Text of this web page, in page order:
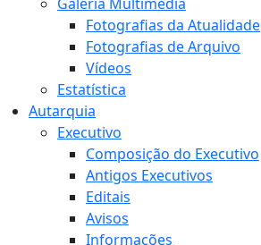
Galeria Multimédia
Fotografias da Atualidade
Fotografias de Arquivo
Vídeos
Estatística
Autarquia
Executivo
Composição do Executivo
Antigos Executivos
Editais
Avisos
Informações